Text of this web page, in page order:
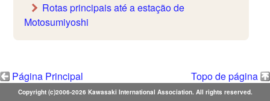
Rotas principais até a estação de
Motosumiyoshi
Página Principal Topo de página
Copyright (c)2006-2026 Kawasaki International Association. All rights reserved.